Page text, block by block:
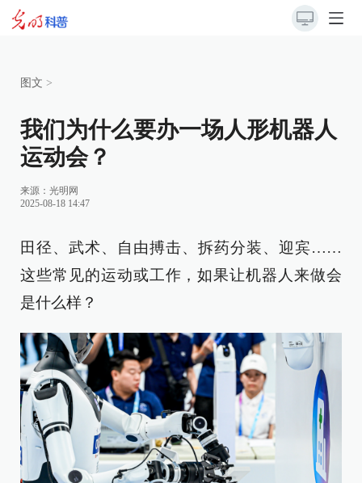
图文 >
我们为什么要办一场人形机器人
运动会？
来源： 光明网
2025-08-18 14:47
田径、武术、自由搏击、拆药分装、迎宾……
这些常见的运动或工作，如果让机器人来做会
是什么样？